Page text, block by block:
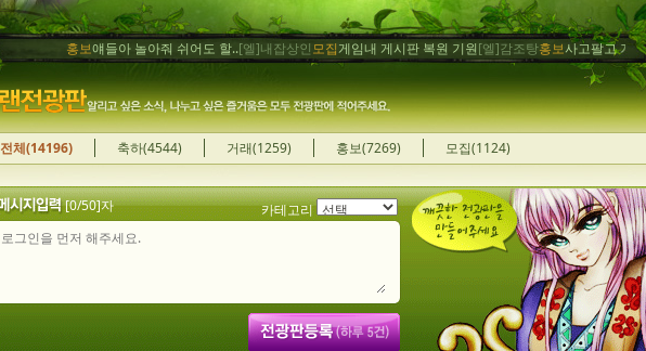
얘들아 놀아줘 쉬어도 할..[엘]내잡상인모집게임내 게시판 복원 기원 [엘]감조탕홍보사고팔고 게시판
전체(14196) 축하(4544) 거래(1259) 홍보(7269) 모집(1124)
카테고리
[0/50]자